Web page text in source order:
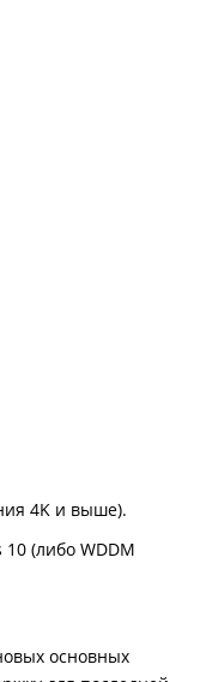
4K и выше).
(либо WDDM
основных